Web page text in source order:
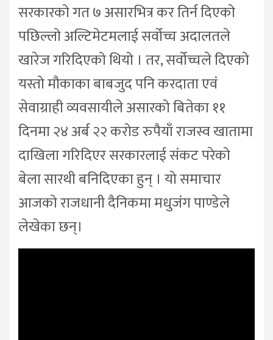
सरकारको गत ७ असारभित्र कर तिर्न दिएको
पछिल्लो अल्टिमेटमलाई सर्वोच्च अदालतले
खारेज गरिदिएको थियो । तर, सर्वोच्चले दिएको
यस्तो मौकाका बाबजुद पनि करदाता एवं
सेवाग्राही व्यवसायीले असारको बितेका ११
दिनमा २४ अर्ब २२ करोड रुपैयाँ राजस्व खातामा
दाखिला गरिदिएर सरकारलाई संकट परेको
बेला सारथी बनिदिएका हुन् । यो समाचार
आजको राजधानी दैनिकमा मधुजंग पाण्डेले
लेखेका छन्।